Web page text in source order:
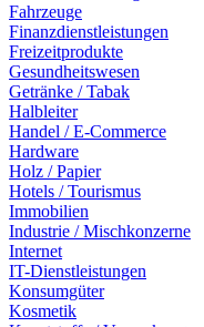
Fahrzeuge
Finanzdienstleistungen
Freizeitprodukte
Gesundheitswesen
Getränke / Tabak
Halbleiter
Handel / E-Commerce
Hardware
Holz / Papier
Hotels / Tourismus
Immobilien
Industrie / Mischkonzerne
Internet
IT-Dienstleistungen
Konsumgüter
Kosmetik